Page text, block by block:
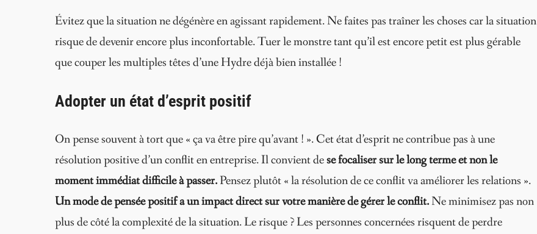
Évitez que la situation ne dégénère en agissant rapidement. Ne faites pas traîner les choses car la situation
risque de devenir encore plus inconfortable. Tuer le monstre tant qu’il est encore petit est plus gérable
que couper les multiples têtes d’une Hydre déjà bien installée !
Adopter un état d’esprit positif
On pense souvent à tort que « ça va être pire qu’avant ! ». Cet état d’esprit ne contribue pas à une
résolution positive d’un conflit en entreprise. Il convient dese focaliser sur le long terme et non le
moment immédiat difficile à passer.Pensez plutôt « la résolution de ce conflit va améliorer les relations ».
Un mode de pensée positif a un impact direct sur votre manière de gérer le conflit.Ne minimisez pas non
plus de côté la complexité de la situation.Le risque ? Les personnes concernées risquent de perdre